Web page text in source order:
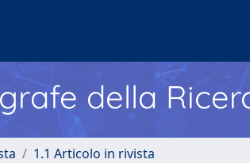
della
1.1 Articolo in rivista